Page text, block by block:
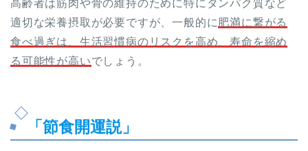
高齢者は筋肉や骨の維持のために特にタンパク質など
適切な栄養摂取が必要ですが、一般的に 肥満に繋がる
食べ過ぎは、生活習慣病のリスクを高め、寿命を縮め
る可能性が高いでしょう。
「節食開運説」